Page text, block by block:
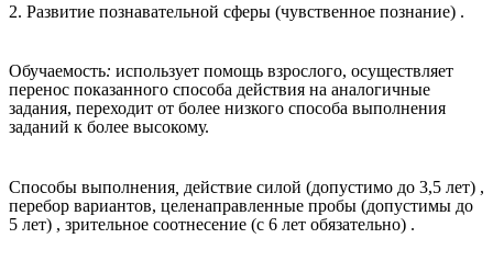
2. Развитие познавательной сферы (чувственное познание) .
Обучаемость: использует помощь взрослого, осуществляет
перенос показанного способа действия на аналогичные
задания, переходит от более низкого способа выполнения
заданий к более высокому.
Способы выполнения действие силой (допустимо до 3,5 лет) ,
перебор вариантов, целенаправленные пробы (допустимы до
5 лет) , зрительное соотнесение (с 6 лет обязательно) .